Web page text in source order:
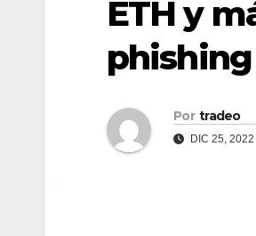
ETH y
phishing
Por tradeo
DIC 25, 2022